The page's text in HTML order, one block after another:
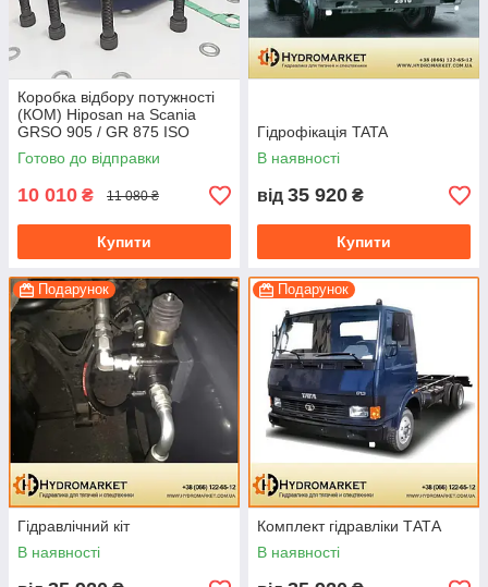
Коробка відбору потужності
(КОМ) Hiposan на Scania
GRSO 905 / GR 875 ISO
(пневматична)
Готово до відправки
10 010 ₴ 11 080 ₴
Купити
Гідрофікація TATA
В наявності
від 35 920 ₴
Купити
Подарунок
Гідравлічний кіт
В наявності
Подарунок
Комплект гідравліки ТАТА
В наявності